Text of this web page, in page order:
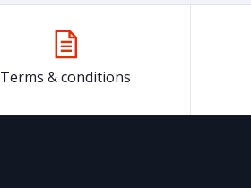
Terms & conditions